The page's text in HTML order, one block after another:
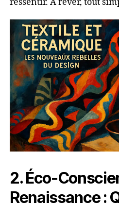
ressentir. À rêver, tout
2. Éco-
Renaissance :